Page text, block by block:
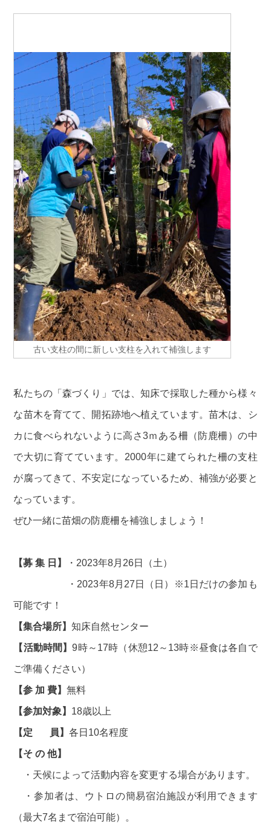
古い支柱の間に新しい支柱を入れて補強します
私たちの「森づくり」では、知床で採取した種から様々
な苗木を育てて、開拓跡地へ植えています。苗木は、シ
カに食べられないように高さ3ｍある柵（防鹿柵）の中
で大切に育てています。2000年に建てられた柵の支柱
が腐ってきて、不安定になっているため、補強が必要と
なっています。
ぜひ一緒に苗畑の防鹿柵を補強しましょう！
【募 集 日】 ・2023年8月26日（土）
・2023年8月27日（日）※1日だけの参加も
可能です！
【集合場所】知床自然センター
【活動時間】9時～17時（休憩12～13時※昼食は各自で
ご準備ください）
【参 加 費】無料
【参加対象】 18歳以上
【定 員】各日10名程度
【そ の 他】
・天候によって活動内容を変更する場合があります。
・参加者は、ウトロの簡易宿泊施設が利用できます
（最大7名まで宿泊可能）。